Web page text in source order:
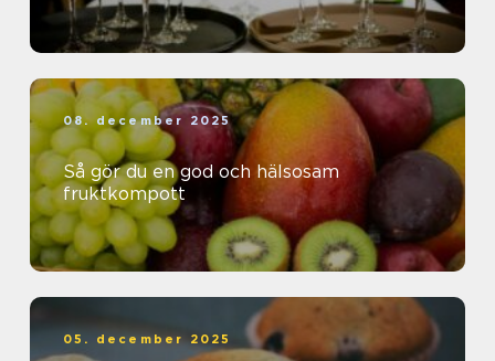
08. december 2025
Så gör du en god och hälsosam
fruktkompott
05. december 2025